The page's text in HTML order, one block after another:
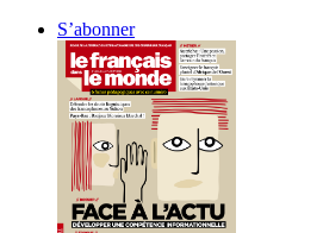
S’abonner